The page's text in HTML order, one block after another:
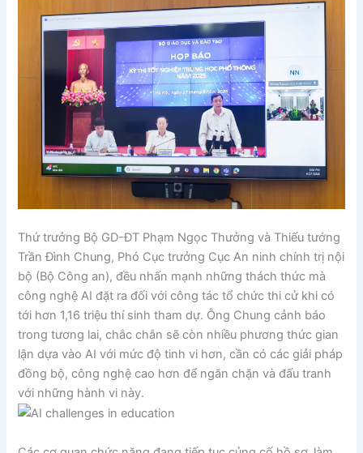
Thứ trưởng Bộ GD-ĐT Phạm Ngọc Thưởng và Thiếu tướng
Trần Đình Chung, Phó Cục trưởng Cục An ninh chính trị nội
bộ (Bộ Công an), đều nhấn mạnh những thách thức mà
công nghệ AI đặt ra đối với công tác tổ chức thi cử khi có
tới hơn 1,16 triệu thí sinh tham dự. Ông Chung cảnh báo
trong tương lai, chắc chắn sẽ còn nhiều phương thức gian
lận dựa vào AI với mức độ tinh vi hơn, cần có các giải pháp
đồng bộ, công nghệ cao hơn để ngăn chặn và đấu tranh
với những hành vi này.